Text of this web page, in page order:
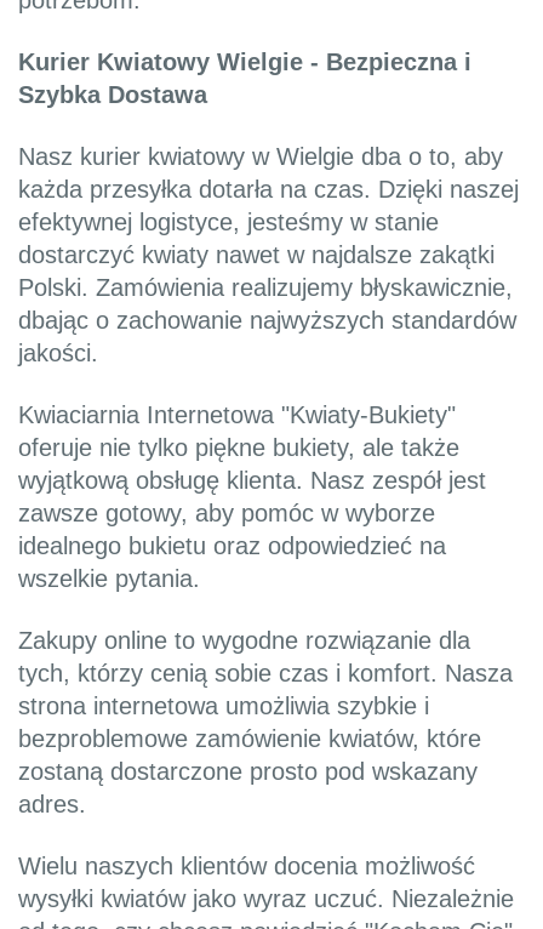
Kurier Kwiatowy Wielgie - Bezpieczna i
Szybka Dostawa
Nasz kurier kwiatowy w Wielgie dba o to, aby
każda przesyłka dotarła na czas. Dzięki naszej
efektywnej logistyce, jesteśmy w stanie
dostarczyć kwiaty nawet w najdalsze zakątki
Polski. Zamówienia realizujemy błyskawicznie,
dbając o zachowanie najwyższych standardów
jakości.
Kwiaciarnia Internetowa "Kwiaty-Bukiety"
oferuje nie tylko piękne bukiety, ale także
wyjątkową obsługę klienta. Nasz zespół jest
zawsze gotowy, aby pomóc w wyborze
idealnego bukietu oraz odpowiedzieć na
wszelkie pytania.
Zakupy online to wygodne rozwiązanie dla
tych, którzy cenią sobie czas i komfort. Nasza
strona internetowa umożliwia szybkie i
bezproblemowe zamówienie kwiatów, które
zostaną dostarczone prosto pod wskazany
adres.
Wielu naszych klientów docenia możliwość
wysyłki kwiatów jako wyraz uczuć. Niezależnie